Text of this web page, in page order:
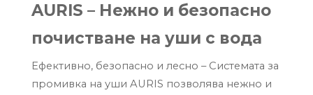
AURIS – Нежно и безопасно
почистване на уши с вода
Ефективно, безопасно и лесно – Системата за
промивка на уши AURIS позволява нежно и